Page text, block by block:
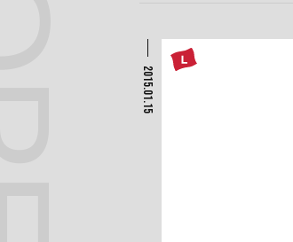
2015.01.15